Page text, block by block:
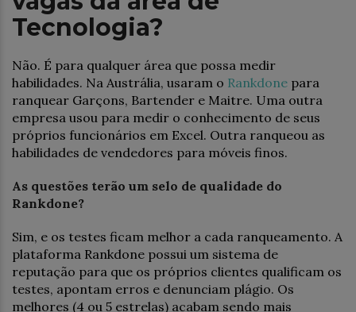
Tecnologia?
Não. É para qualquer área que possa medir
habilidades. Na Austrália, usaram o Rankdone para
ranquear Garçons, Bartender e Maitre. Uma outra
empresa usou para medir o conhecimento de seus
próprios funcionários em Excel. Outra ranqueou as
habilidades de vendedores para móveis finos.
As questões terão um selo de qualidade do
Rankdone?
Sim, e os testes ficam melhor a cada ranqueamento. A
plataforma Rankdone possui um sistema de
reputação para que os próprios clientes qualificam os
testes, apontam erros e denunciam plágio. Os
melhores (4 ou 5 estrelas) acabam sendo mais